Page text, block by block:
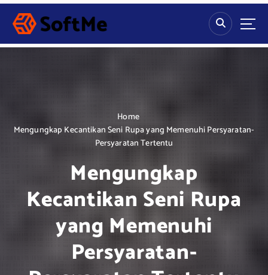
S
p
Home
Mengungkap Kecantikan Seni Rupa yang Memenuhi Persyaratan-
Persyaratan Tertentu
Mengungkap
Kecantikan Seni Rupa
yang Memenuhi
Persyaratan-